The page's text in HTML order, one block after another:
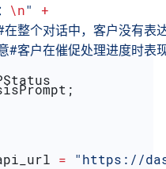
\n"
+
个对话中，客户没有表达
户在催促处理进度时表
= "https://